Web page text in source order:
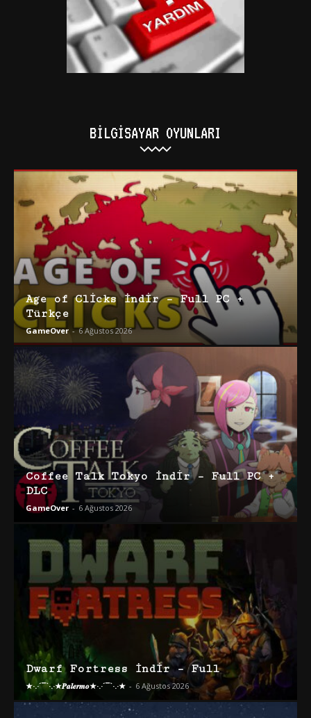
BILGISAYAR OYUNLARI
Age of Clicks İndir – Full PC +
Türkçe
GameOver - 6 Ağustos 2026
Coffee Talk Tokyo İndir – Full PC +
DLC
GameOver - 6 Ağustos 2026
Dwarf Fortress İndir – Full
★·.·´¯`·.·★𝑷𝒂𝒍𝒆𝒓𝒎𝒐★·.·´¯`·.·★ - 6 Ağustos 2026